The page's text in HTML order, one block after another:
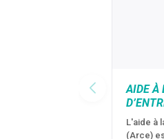
AIDE À
L'aide à
(Arce)